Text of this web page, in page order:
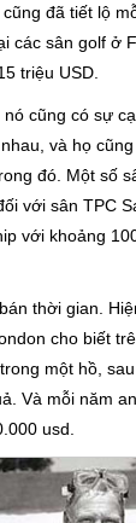
đã tiết lộ
các sân golf ở
triệu USD.
cũng có sự
và họ
đó. Một số
với sân TPC
với khoảng
thời gian.
cho biết
một hồ,
Và mỗi năm
usd.